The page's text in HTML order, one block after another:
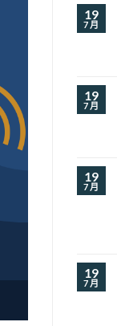
19
7 月
19
7 月
19
7 月
19
7 月